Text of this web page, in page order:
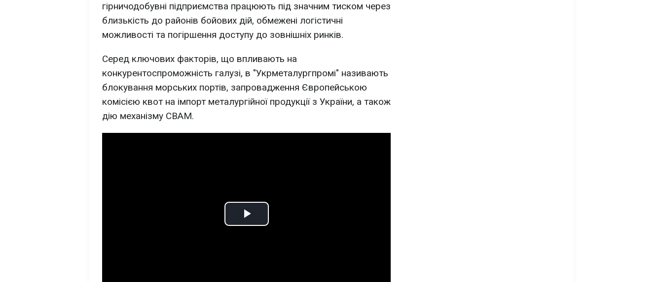
гірничодобувні підприємства працюють під значним тиском через
близькість до районів бойових дій, обмежені логістичні
можливості та погіршення доступу до зовнішніх ринків.
Серед ключових факторів, що впливають на
конкурентоспроможність галузі, в "Укрметалургпромі" називають
блокування морських портів, запровадження Європейською
комісією квот на імпорт металургійної продукції з України, а також
дію механізму CBAM.
Play